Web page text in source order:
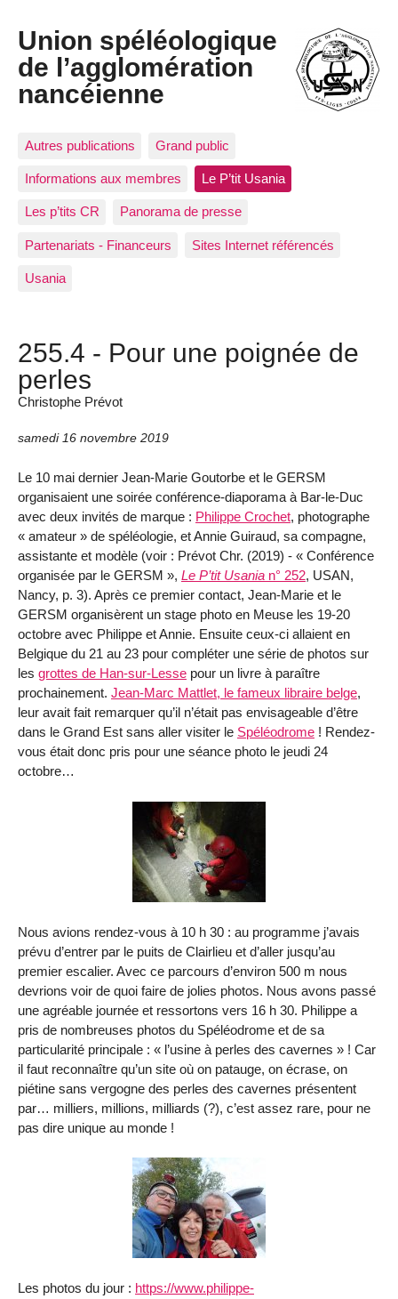
Union spéléologique
de l’agglomération
nancéienne
Autres publications Grand public
Informations aux membres Le P’tit Usania
Les p’tits CR Panorama de presse
Partenariats - Financeurs Sites Internet référencés
Usania
255.4 - Pour une poignée de
perles
Christophe Prévot
samedi 16 novembre 2019
Le 10 mai dernier Jean-Marie Goutorbe et le GERSM
organisaient une soirée conférence-diaporama à Bar-le-Duc
avec deux invités de marque : Philippe Crochet, photographe
« amateur » de spéléologie, et Annie Guiraud, sa compagne,
assistante et modèle (voir : Prévot Chr. (2019) - « Conférence
organisée par le GERSM », Le P’tit Usania n° 252, USAN,
Nancy, p. 3). Après ce premier contact, Jean-Marie et le
GERSM organisèrent un stage photo en Meuse les 19-20
octobre avec Philippe et Annie. Ensuite ceux-ci allaient en
Belgique du 21 au 23 pour compléter une série de photos sur
les grottes de Han-sur-Lesse pour un livre à paraître
prochainement. Jean-Marc Mattlet, le fameux libraire belge,
leur avait fait remarquer qu’il n’était pas envisageable d’être
dans le Grand Est sans aller visiter le Spéléodrome ! Rendez-
vous était donc pris pour une séance photo le jeudi 24
octobre…
Nous avions rendez-vous à 10 h 30 : au programme j’avais
prévu d’entrer par le puits de Clairlieu et d’aller jusqu’au
premier escalier. Avec ce parcours d’environ 500 m nous
devrions voir de quoi faire de jolies photos. Nous avons passé
une agréable journée et ressortons vers 16 h 30. Philippe a
pris de nombreuses photos du Spéléodrome et de sa
particularité principale : « l’usine à perles des cavernes » ! Car
il faut reconnaître qu’un site où on patauge, on écrase, on
piétine sans vergogne des perles des cavernes présentent
par… milliers, millions, milliards (?), c’est assez rare, pour ne
pas dire unique au monde !
Les photos du jour : https://www.philippe-